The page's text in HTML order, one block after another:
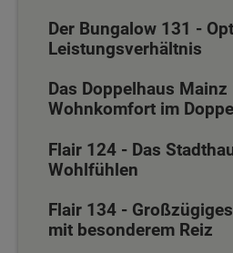
Der Bungalow 131 -
Leistungsverhältnis
Das Doppelhaus Mainz
Wohnkomfort im
Flair 124 - Das
Wohlfühlen
Flair 134 -
mit besonderem Reiz